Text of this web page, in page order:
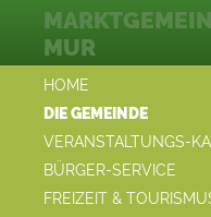
HOME
DIE GEMEINDE
VERANSTALTUNGS-
BÜRGER-SERVICE
FREIZEIT &
MUR